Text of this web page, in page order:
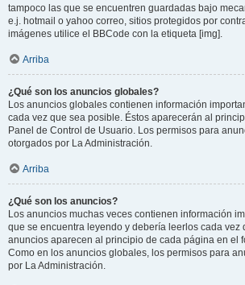
tampoco las que se encuentren guardadas bajo
e.j. hotmail o yahoo correo, sitios protegidos por
imágenes utilice el BBCode con la etiqueta [img].
Arriba
¿Qué son los anuncios globales?
Los anuncios globales contienen información
cada vez que sea posible. Éstos aparecerán al
Panel de Control de Usuario. Los permisos para
otorgados por La Administración.
Arriba
¿Qué son los anuncios?
Los anuncios muchas veces contienen información
que se encuentra leyendo y debería leerlos cada vez
anuncios aparecen al principio de cada página en el
Como en los anuncios globales, los permisos para
por La Administración.